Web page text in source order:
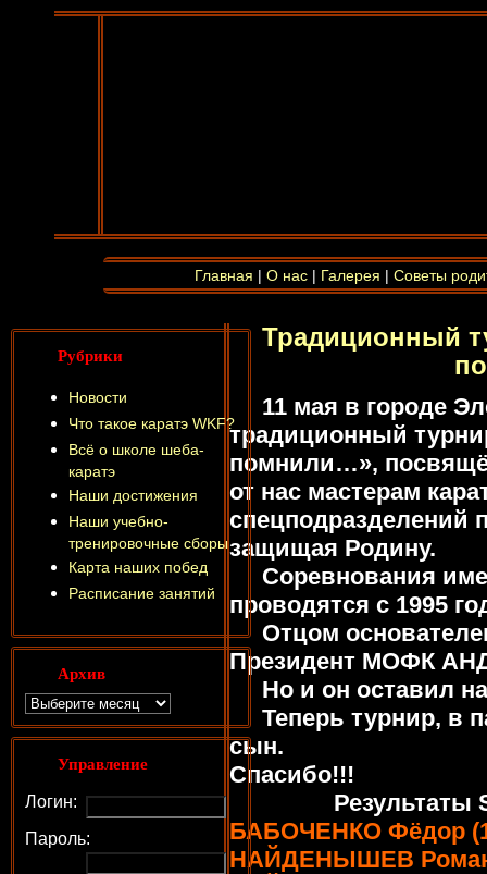
Главная | О нас | Галерея | Советы
Традиционный
11 мая в городе
традиционный
помнили…»,
от нас мастерам
спецподразделений
защищая Родину.
Соревнования
проводятся с 1995
Отцом
Президент МОФК
Но и он оставил
Теперь турнир, в
сын.
Спасибо!!!
Результаты
БАБОЧЕНКО Фёдор
НАЙДЕНЫШЕВ Роман
Рубрики
Новости
Что такое каратэ WKF?
Всё о школе шеба-
каратэ
Наши достижения
Наши учебно-
тренировочные сборы
Карта наших побед
Расписание занятий
Архив
Управление
Логин:
Пароль: